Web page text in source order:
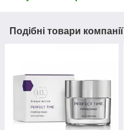
Подібні товари компанії